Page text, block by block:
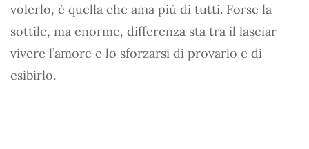
volerlo, è quella che ama più di tutti. Forse la
sottile, ma enorme, differenza sta tra il lasciar
vivere l’amore e lo sforzarsi di provarlo e di
esibirlo.